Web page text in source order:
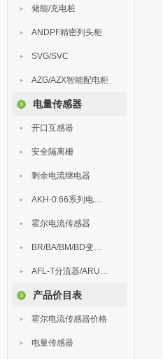
储能/充电桩
ANDPF精密列头柜
SVG/SVC
AZG/AZX智能配电柜
电量传感器
开口互感器
安全隔离栅
剩余电流继电器
AKH-0.66系列电流互感器
霍尔电流传感器
BR/BA/BM/BD变送器
AFL-T分流器/ARU浪涌保护器
产品价目表
霍尔电流传感器价格
电量传感器